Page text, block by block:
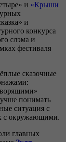
и «Крыши
и
конкурса
слэма и
фестиваля
сказочные
понимать
ситуация с
с окружающими.
главных